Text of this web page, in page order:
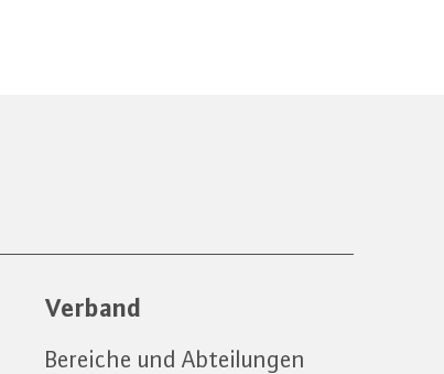
Verband
Bereiche und Abteilungen